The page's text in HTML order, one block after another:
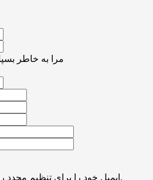
مرا به خاطر
ایمیل خود را برای تنظیم مجدد رمز عبور خود را بررسی کنید.